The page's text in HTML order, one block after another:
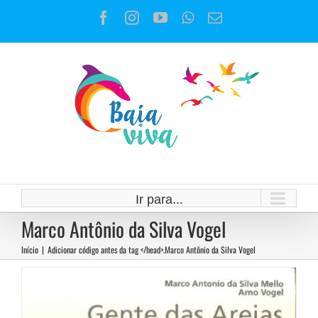
o
Facebook
Instagram
YouTubeWhatsApp
E-
Ir para...
Marco Antônio da Silva Vogel
Início | Adicionar código antes da tag </head>.Marco Antônio da Silva Vogel
A histórica luta das “Gentes das
Areias” pela preservação da APA de
Notícias